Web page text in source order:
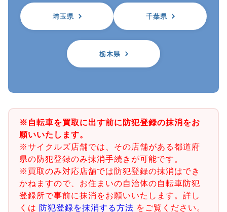
埼玉県 千葉県
栃木県
※自転車を買取に出す前に防犯登録の抹消をお
願いいたします。
※サイクルズ店舗では、その店舗がある都道府
県の防犯登録のみ抹消手続きが可能です。
※買取のみ対応店舗では防犯登録の抹消はでき
かねますので、お住まいの自治体の自転車防犯
登録所で事前に抹消をお願いいたします。詳し
くは 防犯登録を抹消する方法 をご覧ください。